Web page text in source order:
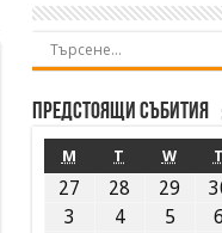
Предстоящи събития
M T W T
27 28 29
3
4 5 6